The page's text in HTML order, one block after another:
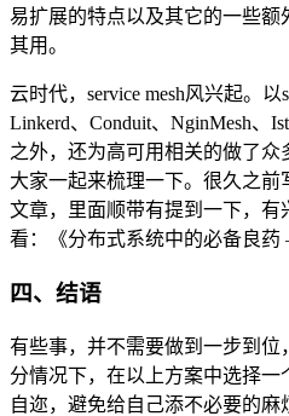
易扩展的特点以及其它的一些
其用。
云时代，service mesh风兴起。
Linkerd、Conduit、NginMesh、
之外，还为高可用相关的做了众
大家一起来梳理一下。很久之
文章，里面顺带有提到一下，
看：《分布式系统中的必备良
四、结语
有些事，并不需要做到一步到
分情况下，在以上方案中选择
自迩，避免给自己添不必要的麻